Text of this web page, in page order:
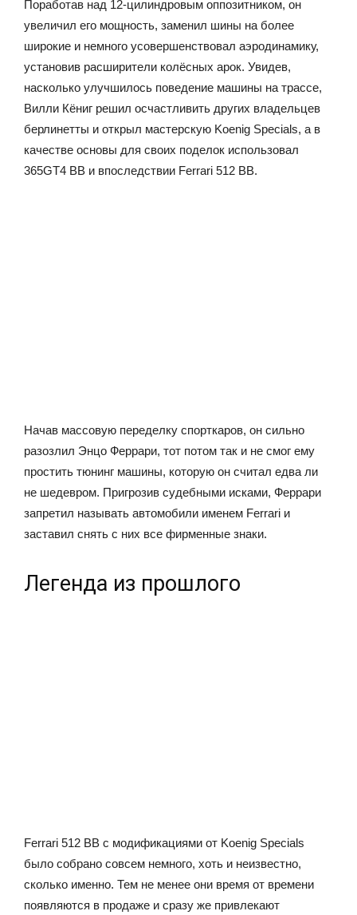
Поработав над 12-цилиндровым оппозитником, он
увеличил его мощность, заменил шины на более
широкие и немного усовершенствовал аэродинамику,
установив расширители колёсных арок. Увидев,
насколько улучшилось поведение машины на трассе,
Вилли Кёниг решил осчастливить других владельцев
берлинетты и открыл мастерскую Koenig Specials, а в
качестве основы для своих поделок использовал
365GT4 ВВ и впоследствии Ferrari 512 BB.
Начав массовую переделку спорткаров, он сильно
разозлил Энцо Феррари, тот потом так и не смог ему
простить тюнинг машины, которую он считал едва ли
не шедевром. Пригрозив судебными исками, Феррари
запретил называть автомобили именем Ferrari и
заставил снять с них все фирменные знаки.
Легенда из прошлого
Ferrari 512 BB с модификациями от Koenig Specials
было собрано совсем немного, хоть и неизвестно,
сколько именно. Тем не менее они время от времени
появляются в продаже и сразу же привлекают